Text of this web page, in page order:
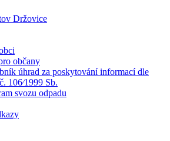
Držovice
občany
úhrad za poskytování informací dle
106⁄1999 Sb.
svozu odpadu